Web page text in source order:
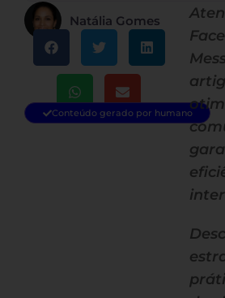
Natália Gomes
Conteúdo gerado por humano